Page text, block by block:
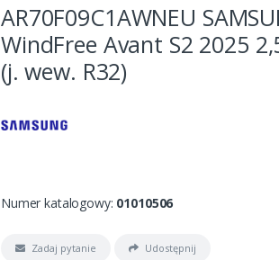
AR70F09C1AWNEU
WindFree Avant S2 2025
(j. wew. R32)
Numer katalogowy: 01010506
Zadaj pytanie Udostępnij